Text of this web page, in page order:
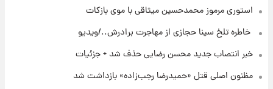
استوری مرموز محمدحسین میثاقی با موی بازکات
⁨ خاطره تلخ سینا حجازی از مهاجرت برادرش../ویدیو
خبر انتصاب جدید محسن رضایی حذف شد + جزئیات
مظنون اصلی قتل «حمیدرضا رجب‌زاده» بازداشت شد